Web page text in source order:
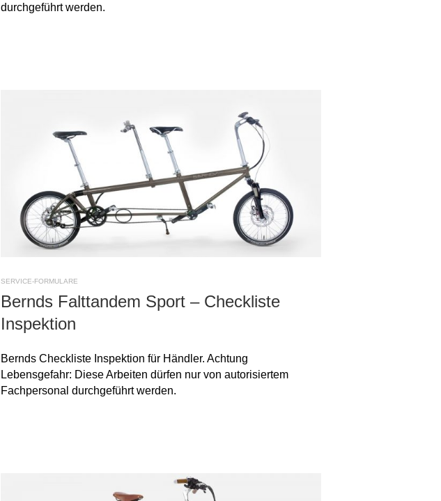
durchgeführt werden.
SERVICE-FORMULARE
Bernds Falttandem Sport – Checkliste
Inspektion
Bernds Checkliste Inspektion für Händler. Achtung
Lebensgefahr: Diese Arbeiten dürfen nur von autorisiertem
Fachpersonal durchgeführt werden.